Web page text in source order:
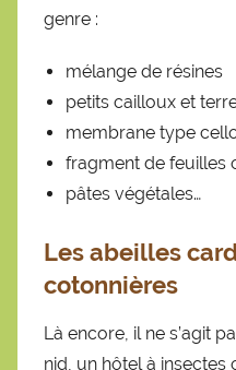
genre :
mélange de résines
petits cailloux et
membrane type
fragment de feuilles
pâtes végétales…
Les abeilles
cotonnières
Là encore, il ne s’agit
nid, un hôtel à